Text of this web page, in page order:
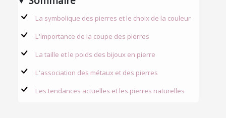
La symbolique des pierres et le choix de la couleur
L'importance de la coupe des pierres
La taille et le poids des bijoux en pierre
L'association des métaux et des pierres
Les tendances actuelles et les pierres naturelles